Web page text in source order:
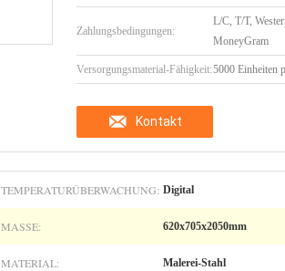
Zahlungsbedingungen:
L/C, T/T,
MoneyGram
Versorgungsmaterial-Fähigkeit:5000 Einheiten
Kontakt
TEMPERATURÜBERWACHUNG: Digital
MASSE: 620x705x2050mm
MATERIAL: Malerei-Stahl